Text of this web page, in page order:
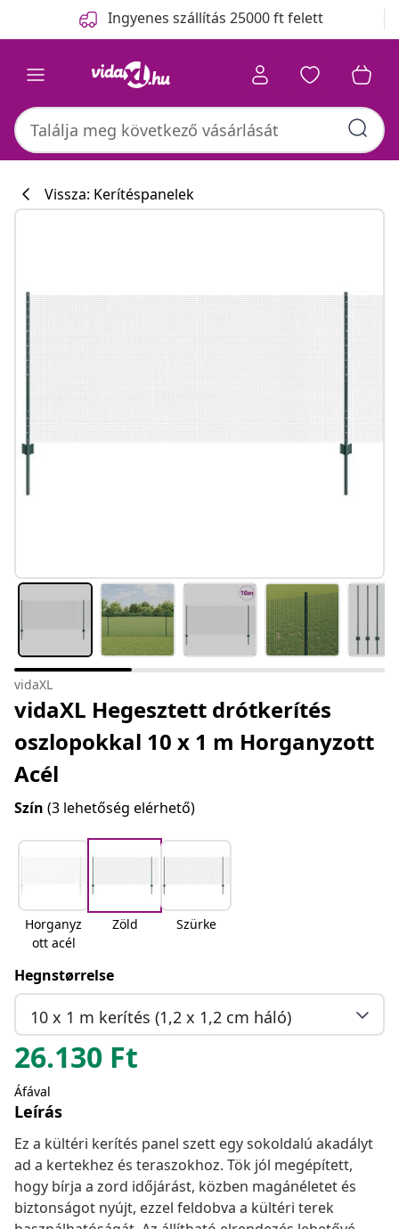
Ingyenes szállítás 25000 ft felett
Vissza: Kerítéspanelek
vidaXL
vidaXL Hegesztett drótkerítés
oszlopokkal 10 x 1 m Horganyzott
Acél
Szín (3 lehetőség elérhető)
Horganyz
ott acél
Zöld Szürke
Hegnstørrelse
10 x 1 m kerítés (1,2 x 1,2 cm háló)
26.130 Ft
Áfával
Leírás
Ez a kültéri kerítés panel szett egy sokoldalú akadályt
ad a kertekhez és teraszokhoz. Tök jól megépített,
hogy bírja a zord időjárást, közben magánéletet és
biztonságot nyújt, ezzel feldobva a kültéri terek